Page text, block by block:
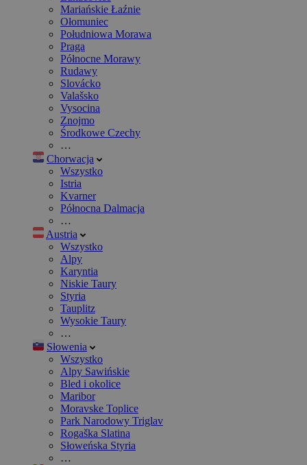
Mariańskie Łaźnie
Ołomuniec
Południowa Morawa
Praga
Północne Morawy
Rudawy
Slovácko
Valašsko
Vysocina
Znojmo
Środkowe Czechy
…
Chorwacja
Wszystko
Istria
Kvarner
Północna Dalmacja
…
Austria
Wszystko
Alpy
Karyntia
Niskie Taury
Styria
Tauplitz
Wysokie Taury
…
Słowenia
Wszystko
Alpy Sawińskie
Bled i okolice
Maribor
Moravske Toplice
Park Narodowy Triglav
Rogaška Slatina
Słoweńska Styria
…